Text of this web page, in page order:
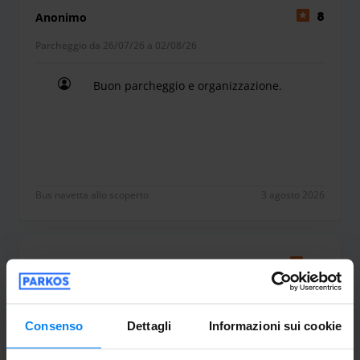
Consenso Dettagli Informazioni sui cookie
Presso Avioparking Bergamo, l'accoglienza è di casa.
All'interno della struttura troverete una sala d'attesa
snack e bevande per una pausa veloce e la connessione
Servizi extra per la tua auto
lavaggio professionale o di ricarica per veicoli elettrici
(servizio soggetto a disponibilità e con supplemento).
Anonimo 8
Parcheggio da 26/07/26 a 02/08/26
Buon parcheggio e organizzazione.
Bus navetta allo scoperto 3 agosto 2026
Parcheggio da 29/07/26 a 31/07/26
Molto competenti e accoglienti, prima